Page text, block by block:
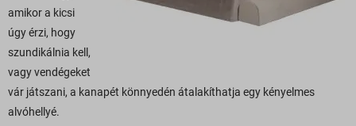
amikor a kicsi
úgy érzi, hogy
szundikálnia kell,
vagy vendégeket
vár játszani, a kanapét könnyedén átalakíthatja egy kényelmes
alvóhellyé.